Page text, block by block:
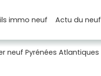
immo neuf Actudu neuf
neuf Pyrénées Atlantiques